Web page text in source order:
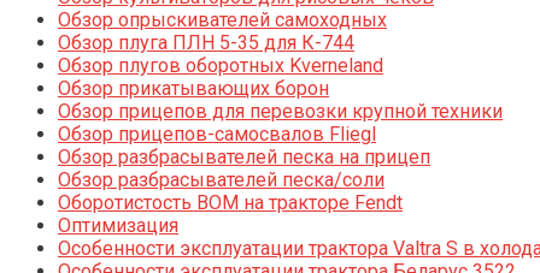
Обзор опрыскивателей самоходных
Обзор плуга ПЛН 5-35 для К-744
Обзор плугов оборотных Kverneland
Обзор прикатывающих борон
Обзор прицепов для перевозки крупной техники
Обзор прицепов-самосвалов Fliegl
Обзор разбрасывателей песка на прицеп
Обзор разбрасывателей песка/соли
Оборотистость ВОМ на тракторе Fendt
Оптимизация
Особенности эксплуатации трактора Valtra S в